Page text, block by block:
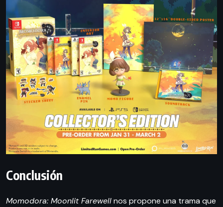
Conclusión
Momodora: Moonlit Farewellnos propone una trama que